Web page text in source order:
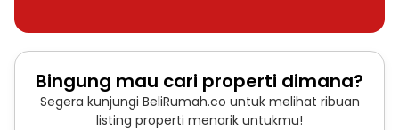
Bingung mau cari properti dimana?
Segera kunjungi BeliRumah.co untuk melihat ribuan
listing properti menarik untukmu!